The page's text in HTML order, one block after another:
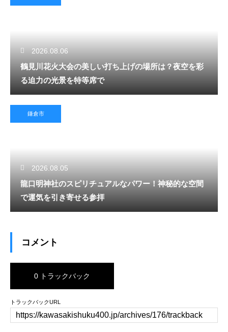
2026.08.06
鶴見川花火大会の美しい打ち上げの場所は？夜空を彩
る迫力の光景を特等席で
鎌倉市
2026.08.05
龍口明神社のスピリチュアルなパワー！神秘的な空間
で運気を引き寄せる参拝
コメント
0 トラックバック
トラックバックURL